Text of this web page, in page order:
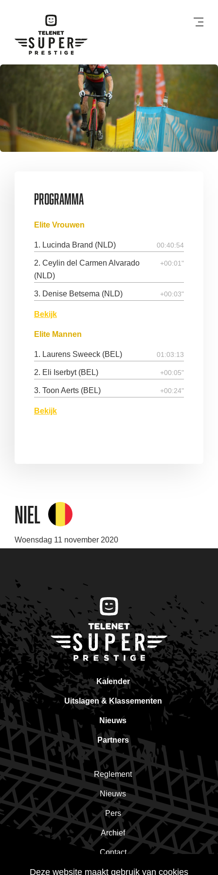
Deze website maakt gebruik van cookies
Niel
Woensdag 11 november 2020
Programma
Elite Vrouwen
1. Lucinda Brand (NLD) 00:40:54
2. Ceylin del Carmen Alvarado
(NLD)
+00:01"
3. Denise Betsema (NLD) +00:03"
Bekijk
Elite Mannen
1. Laurens Sweeck (BEL) 01:03:13
2. Eli Iserbyt (BEL) +00:05"
3. Toon Aerts (BEL) +00:24"
Bekijk
Kalender
Uitslagen & Klassementen
Nieuws
Partners
Reglement
Nieuws
Pers
Archief
Contact